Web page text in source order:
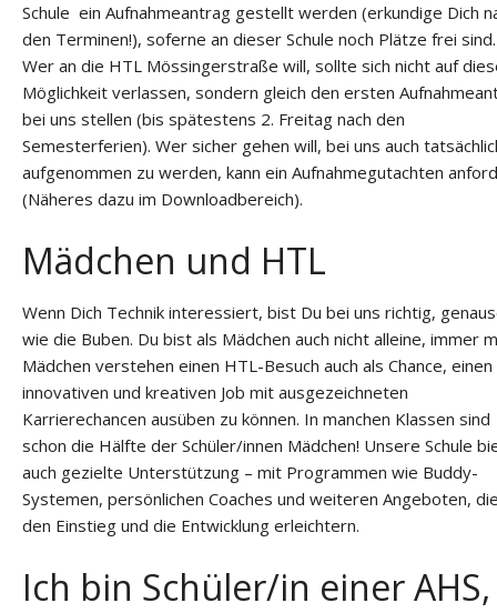
Schule ein Aufnahmeantrag gestellt werden (erkundige Dich
den Terminen!), soferne an dieser Schule noch Plätze frei sind.
Wer an die HTL Mössingerstraße will, sollte sich nicht auf
Möglichkeit verlassen, sondern gleich den ersten
bei uns stellen (bis spätestens 2. Freitag nach den
Semesterferien). Wer sicher gehen will, bei uns auch
aufgenommen zu werden, kann ein Aufnahmegutachten
(Näheres dazu im Downloadbereich).
Mädchen und HTL
Wenn Dich Technik interessiert, bist Du bei uns richtig,
wie die Buben. Du bist als Mädchen auch nicht alleine, immer
Mädchen verstehen einen HTL-Besuch auch als Chance, einen
innovativen und kreativen Job mit ausgezeichneten
Karrierechancen ausüben zu können. In manchen Klassen sind
schon die Hälfte der Schüler/innen Mädchen! Unsere Schule
auch gezielte Unterstützung – mit Programmen wie Buddy-
Systemen, persönlichen Coaches und weiteren Angeboten,
den Einstieg und die Entwicklung erleichtern.
Ich bin Schüler/in einer AHS,